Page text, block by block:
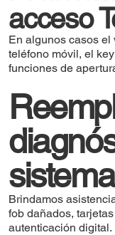
acceso
En algunos casos
teléfono móvil, el
funciones de
Brindamos
fob dañados,
autenticación digital.